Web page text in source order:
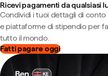
Ricevi pagamenti da qualsiasi
Condividi i tuoi dettagli di conto
e piattaforme di stipendio per
tutto il mondo.
Fatti pagare oggi